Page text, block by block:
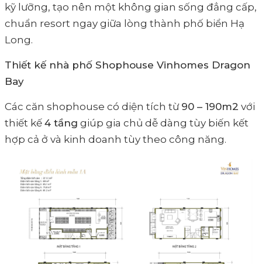
kỹ lưỡng, tạo nên một không gian sống đẳng cấp,
chuẩn resort ngay giữa lòng thành phố biển Hạ
Long.
Thiết kế nhà phố Shophouse Vinhomes Dragon
Bay
Các căn shophouse có diện tích từ 90 – 190m2 với
thiết kế 4 tầng giúp gia chủ dễ dàng tùy biến kết
hợp cả ở và kinh doanh tùy theo công năng.